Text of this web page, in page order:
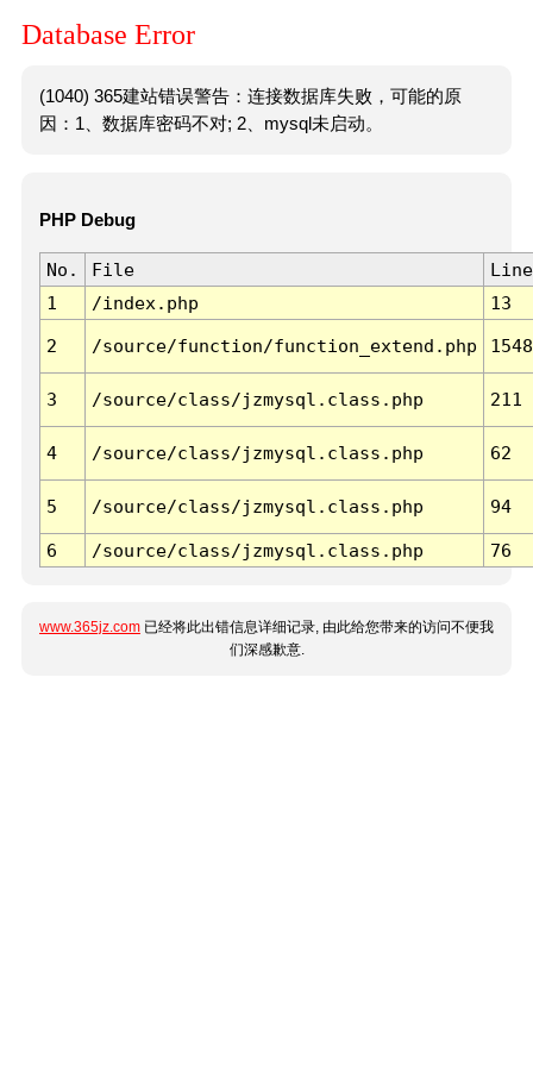
Database Error
(1040) 365建站错误警告：连接数据库失败，可能的原
因：1、数据库密码不对; 2、mysql未启动。
PHP Debug
No. File
Line
1
/index.php 13
2 /source/function/function_extend.php 1548
3 /source/class/jzmysql.class.php 211
4 /source/class/jzmysql.class.php 62
5 /source/class/jzmysql.class.php 94
6 /source/class/jzmysql.class.php 76
www.365jz.com 已经将此出错信息详细记录, 由此给您带来的访问不便我
们深感歉意.